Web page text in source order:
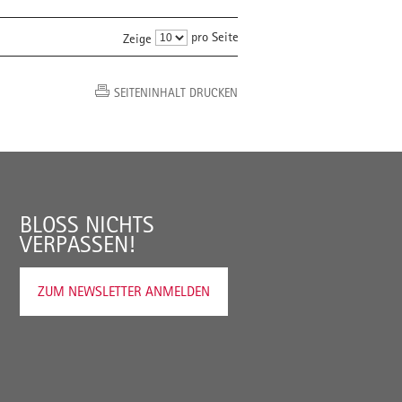
Zeige pro Seite
SEITENINHALT DRUCKEN
BLOSS NICHTS V
ERPASSEN!
ZUM NEWSLETTER ANMELDEN